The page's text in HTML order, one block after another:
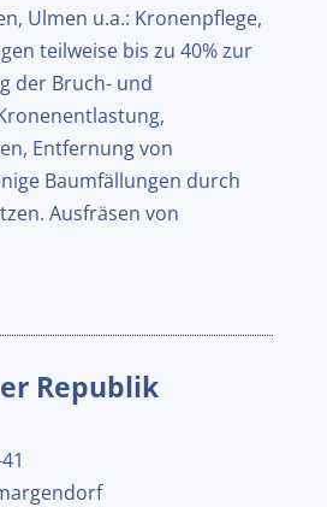
Ulmen u.a.: Kronenpflege,
teilweise bis zu 40% zur
der Bruch- und
Entfernung von
Baumfällungen durch
Ausfräsen von
Republik